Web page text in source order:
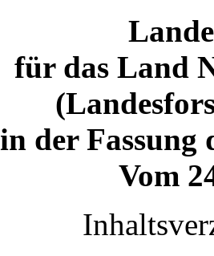
für das Land
in der Fassung
Vom